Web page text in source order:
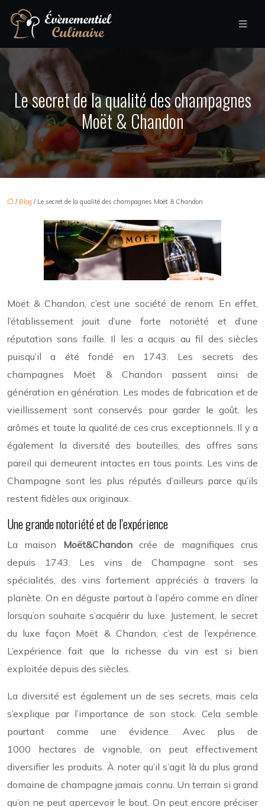
Le secret de la qualité des champagnes
Moët & Chandon
/ Blog / Le secret de la qualité des champagnes Moët & Chandon
Moët & Chandon, c’est une société de renom. En effet,
l’établissement jouit d’une forte notoriété et d’une
réputation sans faille. Il les a acquis au fil des siècles
puisqu’il a été fondé en 1743. Les secrets des
champagnes Moët & Chandon passent ainsi de
génération en génération. Les modes de fabrication et de
vieillissement sont conservés pour garder le goût, les
arômes et toute la qualité de ces crus exceptionnels. Il y a
également la diversité des bouteilles, des offres sans
pareil qui demeurent intactes en tous points. Les vins de
Champagne sont les plus réputés d’ailleurs parce qu’ils
restent fidèles aux originaux.
Une grande notoriété et de l’expérience
La maison Moët&Chandoncrée de magnifiques crus
depuis 1743. Les vins de Champagne sont ses
spécialités, des vins fortement appréciés à travers la
planète. On en déguste partout à l’apéro comme en dîner
lorsqu’on souhaite s’acquérir du luxe. Justement, le secret
du luxe façon Moët & Chandon, c’est de l’expérience.
L’expérience fait que la richesse du vin est si bien
exploitée depuis des siècles.
La diversité est également un de ses secrets, mais cela
s’explique par l’importance de son stock. Cela semble
pourtant comme une évidence. Avec plus de
1000 hectares de vignoble, on peut effectivement
diversifier les produits. À noter qu’il s’agit là du plus grand
domaine de champagne jamais connu. Un terrain si grand
qu’on ne peut apercevoir le bout. On peut encore préciser